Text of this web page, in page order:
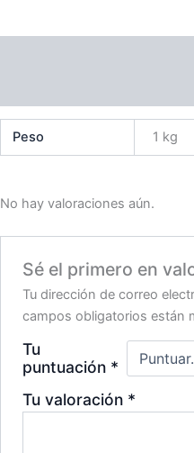
Peso 1 kg
No hay valoraciones aún.
Sé el primero en
Tu dirección de correo
campos obligatorios están
Tu
puntuación *
Tu valoración *